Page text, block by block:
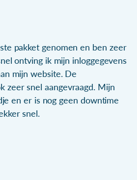
pakket genomen en ben zeer
ontving ik mijn inloggegevens
mijn website. De
zeer snel aangevraagd. Mijn
en er is nog geen downtime
snel.